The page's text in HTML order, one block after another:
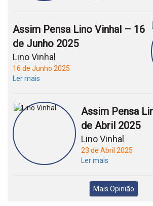
Assim Pensa Lino Vinhal – 16
de Junho 2025
Lino Vinhal
16 de Junho 2025
Ler mais
Assim Pensa
de Abril 2025
Lino Vinhal
23 de Abril 2025
Ler mais
Mais Opinião